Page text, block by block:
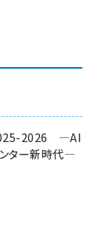
2025-2026 ―AI
ンター新時代―